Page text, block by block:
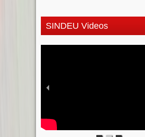
SINDEU Videos